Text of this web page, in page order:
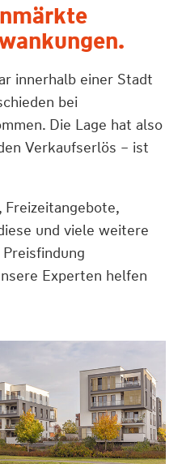
innerhalb einer Stadt
bei
Die Lage hat also
Verkaufserlös – ist
und viele weitere
Experten helfen